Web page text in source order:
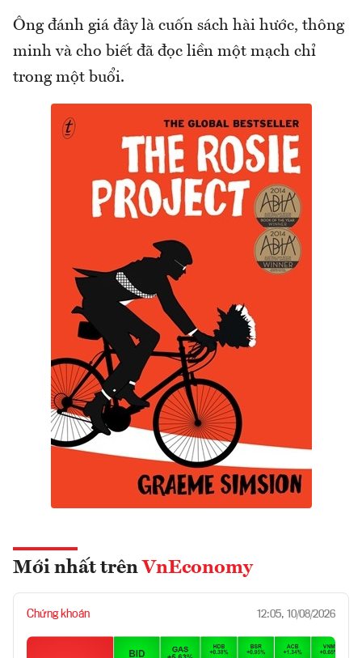
Ông đánh giá đây là cuốn sách hài hước, thông
minh và cho biết đã đọc liền một mạch chỉ
trong một buổi.
Mới nhất trên VnEconomy
Chứng khoán 12:05, 10/08/2026